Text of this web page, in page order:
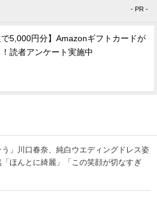
- PR -
で5,000円分】Amazonギフトカードが
読者アンケート実施中
う」川口春奈、純白ウエディングドレス姿
ほんとに綺麗」「この笑顔が切なすぎ